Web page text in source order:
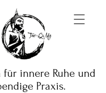
für innere Ruhe und
Praxis.